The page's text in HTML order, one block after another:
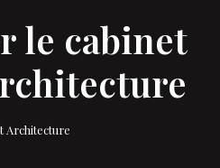
le cabinet
Architecture